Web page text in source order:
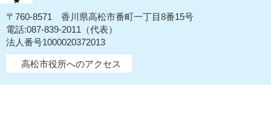
〒760-8571 香川県高松市番町一丁目8番15号
電話:087-839-2011（代表）
法人番号1000020372013
高松市役所へのアクセス